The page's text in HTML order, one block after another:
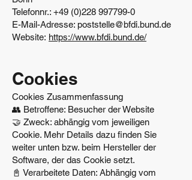
Telefonnr.: +49 (0)228 997799-0
E-Mail-Adresse: poststelle@bfdi.bund.de
Website: https://www.bfdi.bund.de/
Cookies
Cookies Zusammenfassung
👥 Betroffene: Besucher der Website
🤝 Zweck: abhängig vom jeweiligen
Cookie. Mehr Details dazu finden Sie
weiter unten bzw. beim Hersteller der
Software, der das Cookie setzt.
📓 Verarbeitete Daten: Abhängig vom